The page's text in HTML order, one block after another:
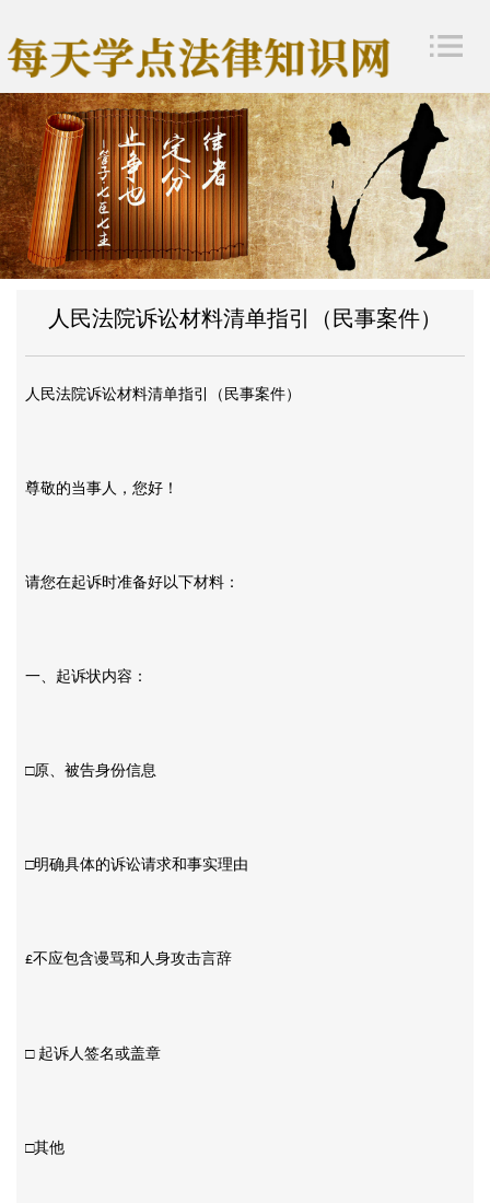
人民法院诉讼材料清单指引（民事案件）
人民法院诉讼材料清单指引（民事案件）
尊敬的当事人，您好！
请您在起诉时准备好以下材料：
一、起诉状内容：
□原、被告身份信息
□明确具体的诉讼请求和事实理由
£不应包含谩骂和人身攻击言辞
□ 起诉人签名或盖章
□其他